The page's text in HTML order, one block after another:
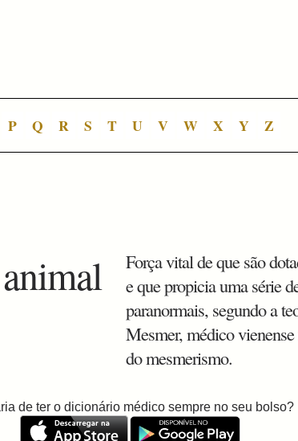
P Q R S T U V W X Y Z
Força vital de que são
e que propicia uma série
paranormais, segundo a
Mesmer, médico
do mesmerismo.
de ter o dicionário médico sempre no seu bolso?